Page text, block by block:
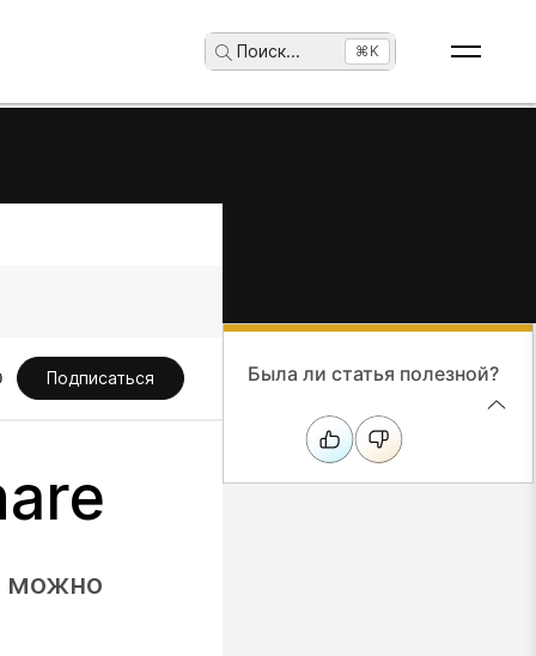
Поиск... ⌘K
Подписаться
можно
Была ли статья полезной?